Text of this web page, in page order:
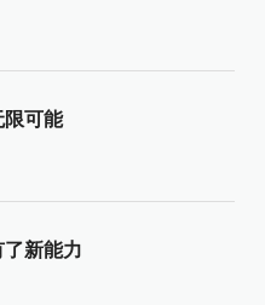
限可能
新能力